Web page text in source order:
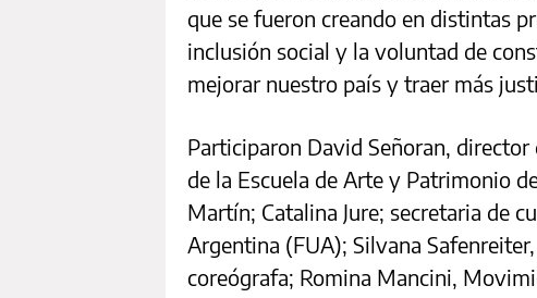
que se fueron creando en distintas
inclusión social y la voluntad de
mejorar nuestro país y traer más
Participaron David Señoran,
de la Escuela de Arte y Patrimonio
Martín; Catalina Jure; secretaria de
Argentina (FUA); Silvana
coreógrafa; Romina Mancini,